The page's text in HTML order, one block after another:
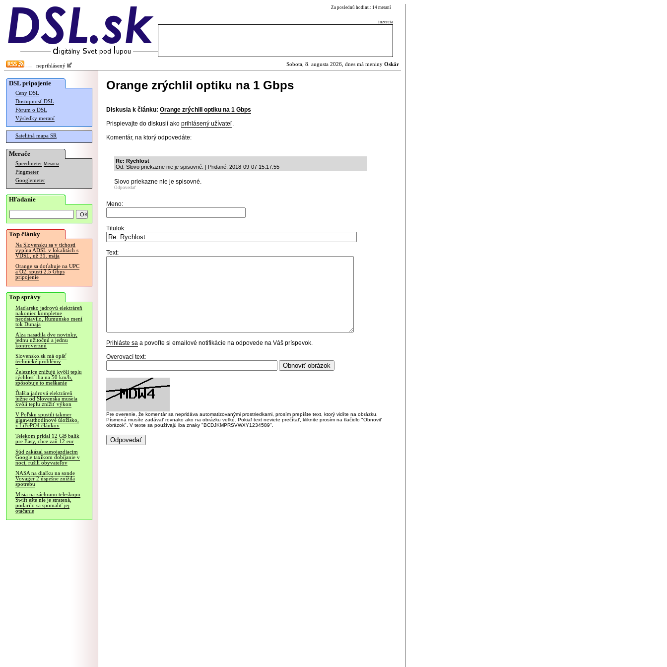
Za poslednú hodinu: 14 meraní
inzercia
neprihlásený Sobota, 8. augusta 2026, dnes má meniny Oskár
DSL pripojenie
Ceny DSL
Dostupnosť DSL
Fórum o DSL
Výsledky meraní
Satelitná mapa SR
Merače
Speedmeter Merania
Pingmeter
Googlemeter
Hľadanie
Top články
Na Slovensku sa v tichosti
vypína ADSL v lokalitách s
VDSL, už 31. mája
Orange sa doťahuje na UPC
a O2, spustí 2.5 Gbps
pripojenie
Top správy
Maďarsko jadrovú elektráreň
nakoniec kompletne
neodstavilo, Rumunsko mení
tok Dunaja
Alza nasadila dve novinky,
jednu užitočnú a jednu
kontroverznú
Slovensko.sk má opäť
technické problémy
Železnice znižujú kvôli teplu
rýchlosť iba na 50 km/h,
spôsobuje to meškanie
Ďalšia jadrová elektráreň
južne od Slovenska musela
kvôli teplu znížiť výkon
V Poľsku spustili takmer
gigawatthodinové úložisko,
z LiFePO4 článkov
Telekom pridal 12 GB balík
pre Easy, chce zaň 12 eur
Súd zakázal samojazdiacim
Google taxíkom dobíjanie v
noci, rušili obyvateľov
NASA na diaľku na sonde
Voyager 2 úspešne znížila
spotrebu
Misia na záchranu teleskopu
Swift ešte nie je stratená,
podarilo sa spomaliť jej
otáčanie
Orange zrýchlil optiku na 1 Gbps
Diskusia k článku: Orange zrýchlil optiku na 1 Gbps
Prispievajte do diskusií ako prihlásený užívateľ.
Komentár, na ktorý odpovedáte:
Re: Rychlost
Od: Slovo priekazne nie je spisovné. | Pridané: 2018-09-07 15:17:55
Slovo priekazne nie je spisovné.
Odpovedať
Meno:
Titulok:
Text:
Prihláste sa a povoľte si emailové notifikácie na odpovede na Váš príspevok.
Overovací text:
Pre overenie, že komentár sa nepridáva automatizovanými prostriedkami, prosím prepíšte text, ktorý vidíte na obrázku.
Písmená musíte zadávať rovnako ako na obrázku veľké. Pokiaľ text neviete prečítať, kliknite prosím na tlačidlo "Obnoviť
obrázok". V texte sa používajú iba znaky "BCDJKMPRSVWXY1234589".